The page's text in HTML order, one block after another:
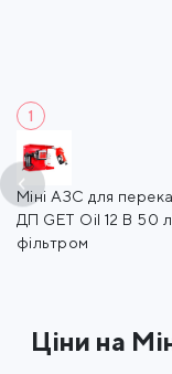
1
Міні АЗС для
ДП GET Oil 12 В 50
фільтром
Ціни на